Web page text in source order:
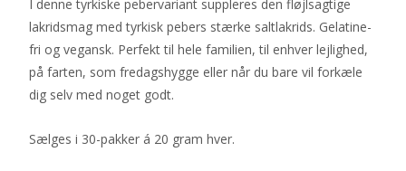
I denne tyrkiske pebervariant suppleres den fløjlsagtige
lakridsmag med tyrkisk pebers stærke saltlakrids. Gelatine-
fri og vegansk. Perfekt til hele familien, til enhver lejlighed,
på farten, som fredagshygge eller når du bare vil forkæle
dig selv med noget godt.
Sælges i 30-pakker á 20 gram hver.